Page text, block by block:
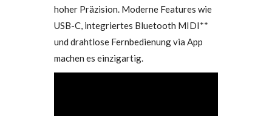
hoher Präzision. Moderne Features wie
USB-C, integriertes Bluetooth MIDI**
und drahtlose Fernbedienung via App
machen es einzigartig.